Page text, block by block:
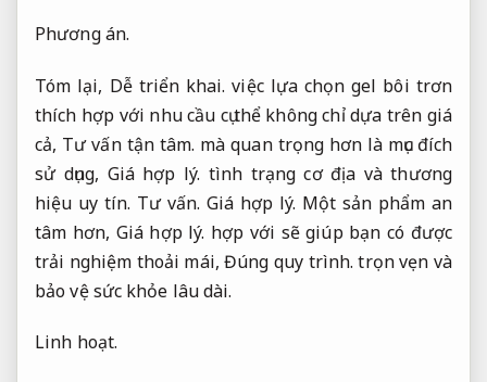
Phương án.
Tóm lại, Dễ triển khai. việc lựa chọn gel bôi trơn
thích hợp với nhu cầu cụ thể không chỉ dựa trên giá
cả, Tư vấn tận tâm. mà quan trọng hơn là mục đích
sử dụng, Giá hợp lý. tình trạng cơ địa và thương
hiệu uy tín. Tư vấn. Giá hợp lý. Một sản phẩm an
tâm hơn, Giá hợp lý. hợp với sẽ giúp bạn có được
trải nghiệm thoải mái,Đúng quy trình. trọn vẹn và
bảo vệ sức khỏe lâu dài.
Linh hoạt.